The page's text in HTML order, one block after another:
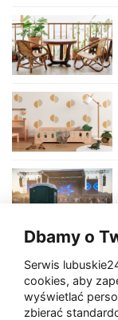
Dbamy o
Serwis
cookies, aby
wyświetlać
zbierać